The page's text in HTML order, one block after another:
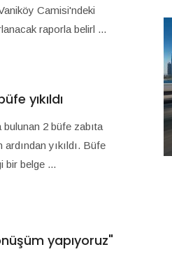
Camisi'ndeki
raporla belirl ...
yıkıldı
bulunan 2 büfe zabıta
yıkıldı. Büfe
bir belge ...
yapıyoruz"